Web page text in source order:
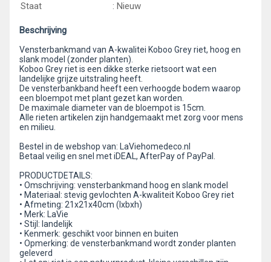
Staat
: Nieuw
Beschrijving
Vensterbankmand van A-kwalitei Koboo Grey riet, hoog en
slank model (zonder planten).
Koboo Grey riet is een dikke sterke rietsoort wat een
landelijke grijze uitstraling heeft.
De vensterbankband heeft een verhoogde bodem waarop
een bloempot met plant gezet kan worden.
De maximale diameter van de bloempot is 15cm.
Alle rieten artikelen zijn handgemaakt met zorg voor mens
en milieu.
Bestel in de webshop van: LaViehomedeco.nl
Betaal veilig en snel met iDEAL, AfterPay of PayPal.
PRODUCTDETAILS:
• Omschrijving: vensterbankmand hoog en slank model
• Materiaal: stevig gevlochten A-kwaliteit Koboo Grey riet
• Afmeting: 21x21x40cm (lxbxh)
• Merk: LaVie
• Stijl: landelijk
• Kenmerk: geschikt voor binnen en buiten
• Opmerking: de vensterbankmand wordt zonder planten
geleverd